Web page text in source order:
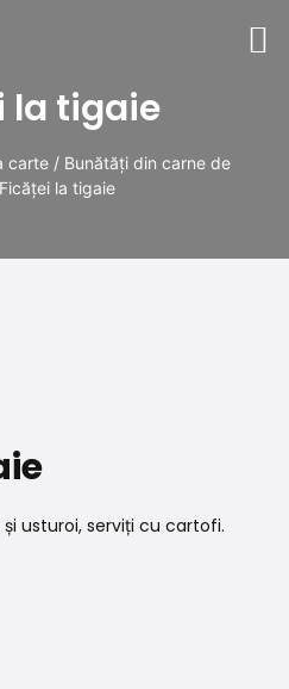
la tigaie
carte / Bunătăți din carne de
la tigaie
usturoi, serviți cu cartofi.